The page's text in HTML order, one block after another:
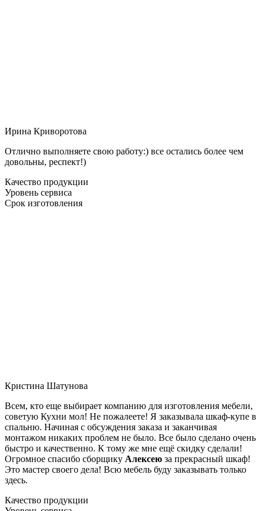
Ирина Криворотова
Отлично выполняете свою работу:) все остались более чем
довольны, респект!)
Качество продукции
Уровень сервиса
Срок изготовления
Кристина Шатунова
Всем, кто еще выбирает компанию для изготовления мебели,
советую Кухни мол! Не пожалеете! Я заказывала шкаф-купе в
спальню. Начиная с обсуждения заказа и заканчивая
монтажом никаких проблем не было. Все было сделано очень
быстро и качественно. К тому же мне ещё скидку сделали!
Огромное спасибо сборщику Алексею за прекрасный шкаф!
Это мастер своего дела! Всю мебель буду заказывать только
здесь.
Качество продукции